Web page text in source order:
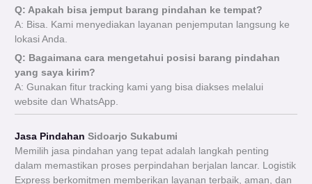
Q: Apakah bisa jemput barang pindahan ke tempat?
A: Bisa. Kami menyediakan layanan penjemputan langsung ke
lokasi Anda.
Q: Bagaimana cara mengetahui posisi barang pindahan
yang saya kirim?
A: Gunakan fitur tracking kami yang bisa diakses melalui
website dan WhatsApp.
Jasa Pindahan Sidoarjo Sukabumi
Memilih jasa pindahan yang tepat adalah langkah penting
dalam memastikan proses perpindahan berjalan lancar. Logistik
Express berkomitmen memberikan layanan terbaik, aman, dan